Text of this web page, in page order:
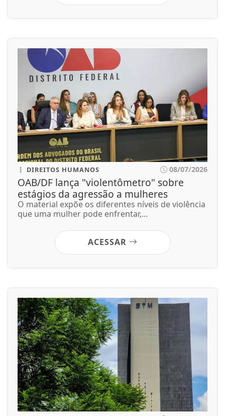
DIREITOS HUMANOS 08/07/2026
OAB/DF lança "violentômetro" sobre
estágios da agressão a mulheres
O material expõe os diferentes níveis de violência
que uma mulher pode enfrentar,...
ACESSAR